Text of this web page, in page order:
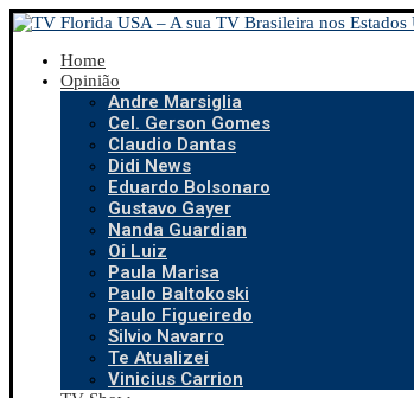
Home
Opinião
Andre Marsiglia
Cel. Gerson Gomes
Claudio Dantas
Didi News
Eduardo Bolsonaro
Gustavo Gayer
Nanda Guardian
Oi Luiz
Paula Marisa
Paulo Baltokoski
Paulo Figueiredo
Silvio Navarro
Te Atualizei
Vinicius Carrion